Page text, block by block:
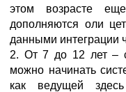
этом возрасте
дополняются оли
данными интеграции
2. От 7 до 12 лет –
можно начинать
как ведущей